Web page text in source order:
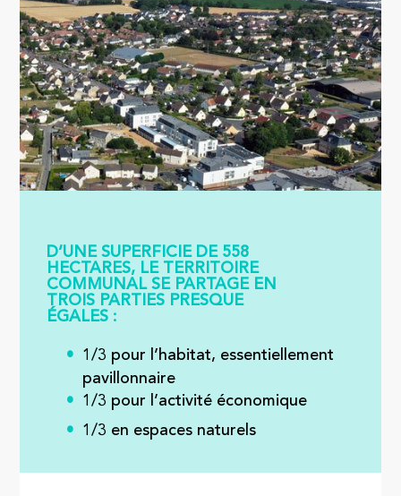
D’UNE SUPERFICIE DE 558
HECTARES, LE TERRITOIRE
COMMUNAL SE PARTAGE EN
TROIS PARTIES PRESQUE
ÉGALES :
1/3 pour l’habitat, essentiellement
pavillonnaire
1/3 pour l’activité économique
1/3 en espaces naturels